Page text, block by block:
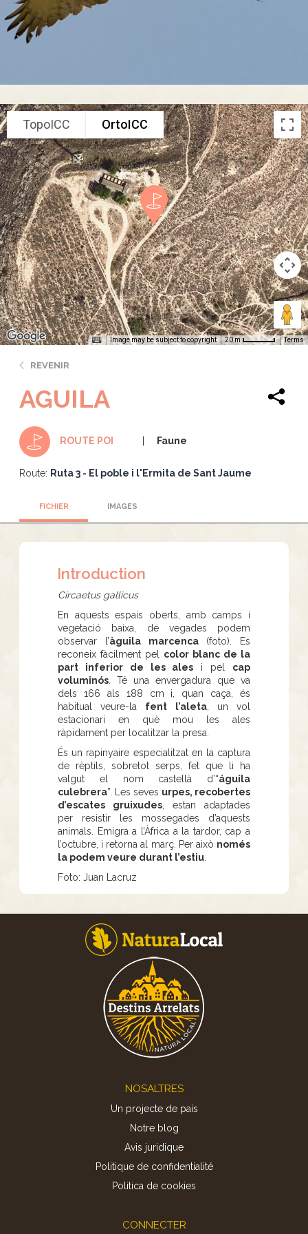
TopoICC OrtoICC
Image may be subject to copyright 20 m Terms
REVENIR
AGUILA
ROUTE POI Faune
Route: Ruta 3 - El poble i l'Ermita de Sant Jaume
FICHIER IMAGES
Introduction
Circaetus gallicus
En aquests espais oberts, amb camps i
vegetació baixa, de vegades podem
observar l’àguila marcenca(foto). Es
reconeix fàcilment pel color blanc de la
part inferior de les ales i pel cap
voluminós . Té una envergadura que va
dels 166 als 188 cm i, quan caça, és
habitual veure-la fent l’aleta, un vol
estacionari en què mou les ales
ràpidament per localitzar la presa.
És un rapinyaire especialitzat en la captura
de rèptils, sobretot serps, fet que li ha
valgut el nom castellà d’“águila
culebrera”. Les seves urpes, recobertes
d’escates gruixudes , estan adaptades
per resistir les mossegades d’aquests
animals. Emigra a l’Àfrica a la tardor, cap a
l’octubre, i retorna al març. Per això només
la podem veure durant l’estiu
Foto: Juan Lacruz
NOSALTRES
Un projecte de país
Notre blog
Avis juridique
Politique de confidentialité
Politica de cookies
CONNECTER